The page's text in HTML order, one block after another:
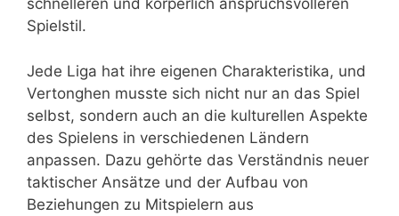
schnelleren und körperlich anspruchsvolleren
Spielstil.
Jede Liga hat ihre eigenen Charakteristika, und
Vertonghen musste sich nicht nur an das Spiel
selbst, sondern auch an die kulturellen Aspekte
des Spielens in verschiedenen Ländern
anpassen. Dazu gehörte das Verständnis neuer
taktischer Ansätze und der Aufbau von
Beziehungen zu Mitspielern aus